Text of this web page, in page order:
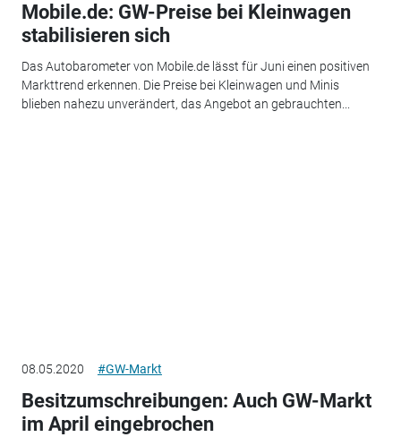
Mobile.de: GW-Preise bei Kleinwagen
stabilisieren sich
Das Autobarometer von Mobile.de lässt für Juni einen positiven
Markttrend erkennen. Die Preise bei Kleinwagen und Minis
blieben nahezu unverändert, das Angebot an gebrauchten...
08.05.2020 #GW-Markt
Besitzumschreibungen: Auch GW-Markt
im April eingebrochen